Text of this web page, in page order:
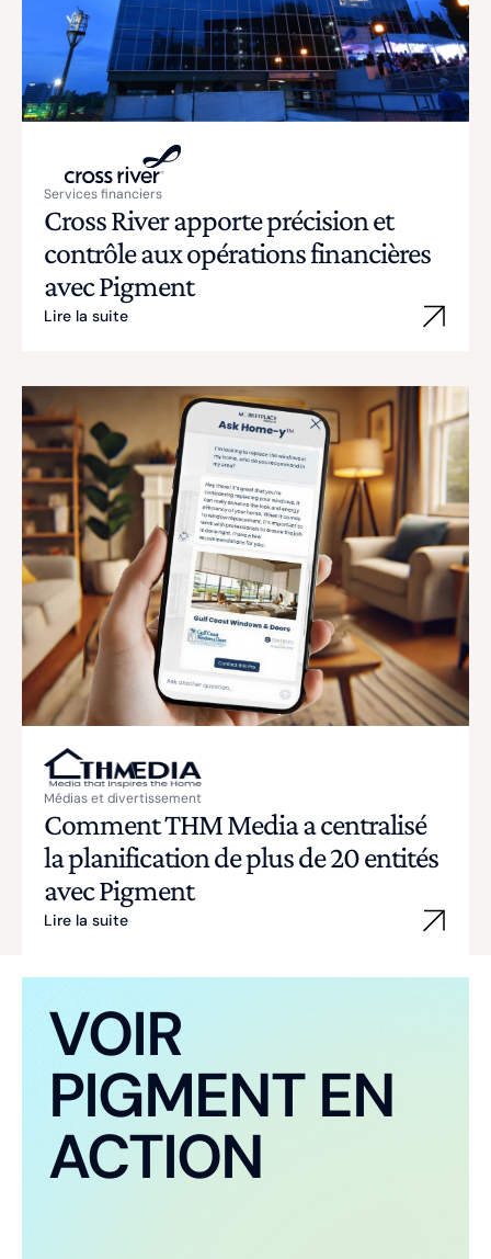
Services financiers
Cross River apporte précision et
contrôle aux opérations financières
avec Pigment
Lire la suite
Médias et divertissement
Comment THM Media a centralisé
la planification de plus de 20 entités
avec Pigment
Lire la suite
VOIR
PIGMENT EN
ACTION